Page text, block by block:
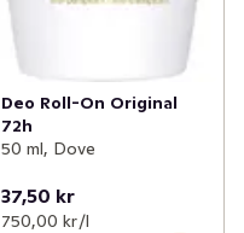
Deo Roll-On Original
72h
50 ml, Dove
37,50 kr
750,00 kr /l